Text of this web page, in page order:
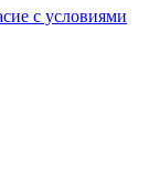
с условиями